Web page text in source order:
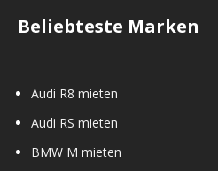
Beliebteste Marken
Audi R8 mieten
Audi RS mieten
BMW M mieten